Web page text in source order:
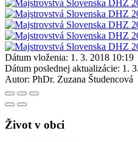
Dátum vloženia: 1. 3. 2018 10:19
Dátum poslednej aktualizácie: 1.
Autor: PhDr. Zuzana Študencová
Život v obci